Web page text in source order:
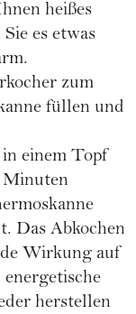
heißes
es etwas
zum
füllen und
einem Topf
Minuten
Das Abkochen
Wirkung auf
herstellen